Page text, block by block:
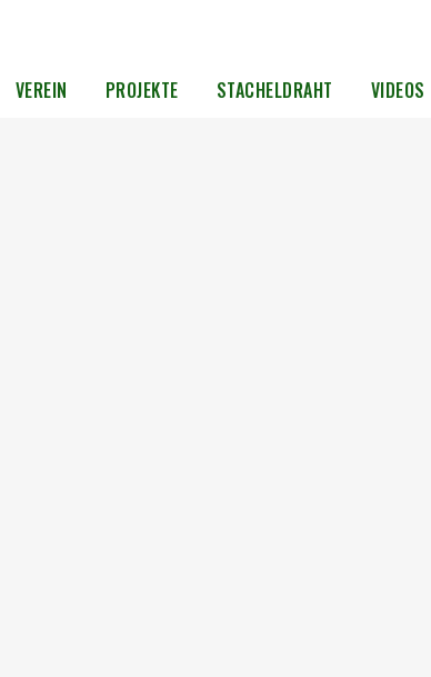
VEREIN PROJEKTE STACHELDRAHT VIDEOS